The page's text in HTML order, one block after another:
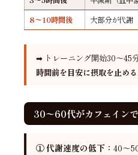
8〜10時間後
大部分が代謝
➡ トレーニング開始30〜45
時間前を目安に摂取を止める
30〜60代がカフェイン
① 代謝速度の低下： 40〜